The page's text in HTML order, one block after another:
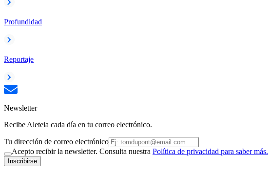
Profundidad
Reportaje
Newsletter
Recibe Aleteia cada día en tu correo electrónico.
Tu dirección de correo electrónico
Acepto recibir la newsletter. Consulta nuestra Política de privacidad para saber más.
Inscribirse